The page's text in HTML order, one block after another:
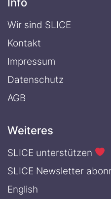
Wir sind SLICE
Kontakt
Impressum
Datenschutz
AGB
Weiteres
SLICE unterstützen
SLICE Newsletter
English